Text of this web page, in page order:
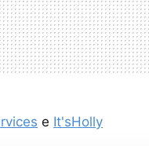
e It'sHolly